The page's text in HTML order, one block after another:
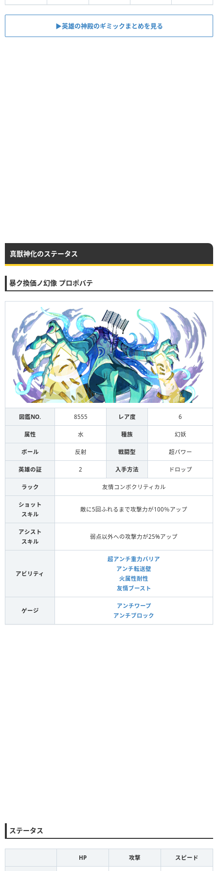
▶︎︎英雄の神殿のギミックまとめを見る
真獣神化のステータス
暴ク換価ノ幻像 プロポバテ
図鑑NO. 8555 レア度 6
属性 水 種族 幻妖
ボール 反射 戦闘型 超パワー
英雄の証 2 入手方法 ドロップ
ラック 友情コンボクリティカル
ショット
スキル
敵に5回ふれるまで攻撃力が100％アップ
アシスト
スキル
弱点以外への攻撃力が25%アップ
アビリティ
超アンチ重力バリア
アンチ転送壁
火属性耐性
友情ブースト
ゲージ
アンチワープ
アンチブロック
ステータス
HP 攻撃 スピード